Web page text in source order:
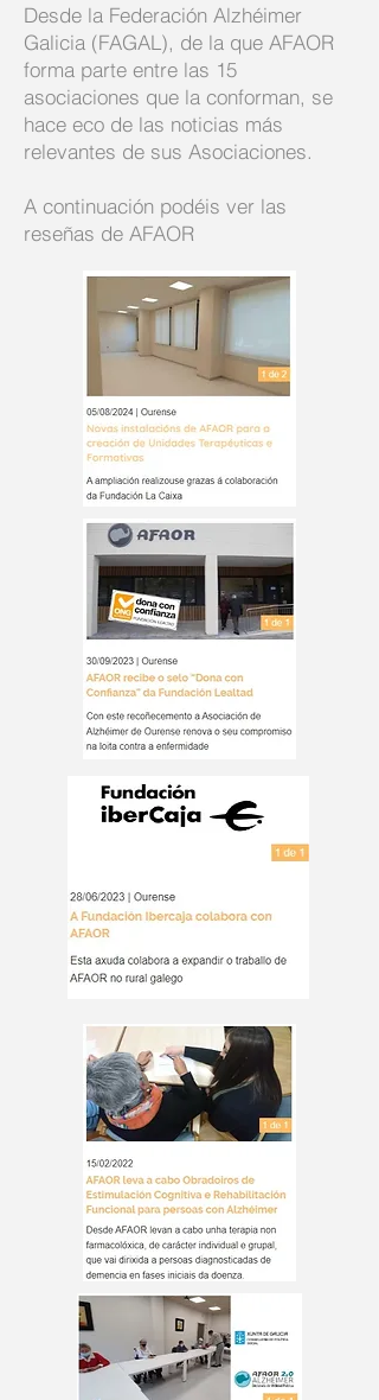
Desde la Federación Alzhéimer
Galicia (FAGAL), de la que AFAOR
forma parte entre las 15
asociaciones que la conforman, se
hace eco de las noticias más
relevantes de sus Asociaciones.
A continuación podéis ver las
reseñas de AFAOR